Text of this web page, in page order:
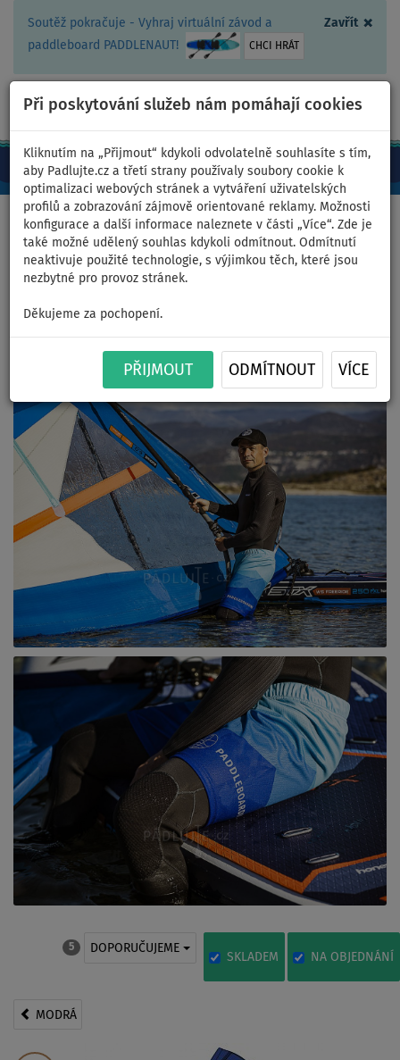
Zavřít ×
Soutěž pokračuje - Vyhraj virtuální závod a
paddleboard PADDLENAUT!
CHCI HRÁT
Při poskytování služeb nám pomáhají cookies
Kliknutím na „Přijmout“ kdykoli odvolatelně souhlasíte s tím,
aby Padlujte.cz a třetí strany používaly soubory cookie k
optimalizaci webových stránek a vytváření uživatelských
profilů a zobrazování zájmově orientované reklamy. Možnosti
konfigurace a další informace naleznete v části „Více“. Zde je
také možné udělený souhlas kdykoli odmítnout. Odmítnutí
neaktivuje použité technologie, s výjimkou těch, které jsou
nezbytné pro provoz stránek.
Děkujeme za pochopení.
PŘIJMOUT ODMÍTNOUT VÍCE
CZ/Kč +420 467 409 090 0ks
Domů >Pádlujte v oblíbené barvě >Modrá >Pánský outfit 3
Pánský outfit 3 - modrá -
neoprén, volné kraťasy
Model je vysoký 170 cm. Velikost kraťasů M.
5 DOPORUČUJEME
SKLADEM NA OBJEDNÁNÍ
MODRÁ